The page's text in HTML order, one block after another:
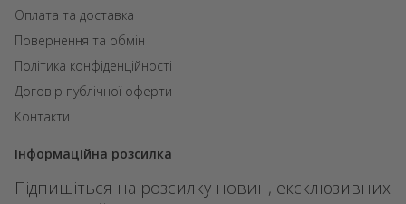
Оплата та доставка
Повернення та обмін
Політика конфіденційності
Договір публічної оферти
Контакти
Інформаційна розсилка
Підпишіться на розсилку новин, ексклюзивних